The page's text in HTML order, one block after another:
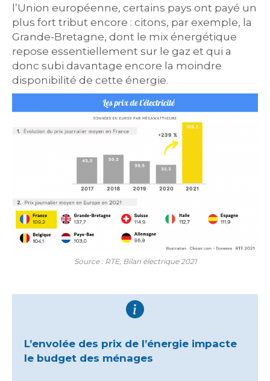
l’Union européenne, certains pays ont payé un
plus fort tribut encore : citons, par exemple, la
Grande-Bretagne, dont le mix énergétique
repose essentiellement sur le gaz et qui a
donc subi davantage encore la moindre
disponibilité de cette énergie.
Source : RTE, Bilan électrique 2021
L’envolée des prix de l’énergie impacte
le budget des ménages